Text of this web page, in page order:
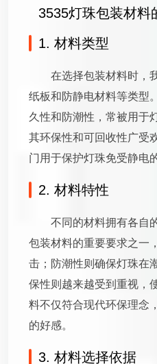
3535灯珠包装材料
1. 材料类型
在选择包装材料时，
纸板和防静电材料等类型
久性和防潮性，常被用于
其环保性和可回收性广受
门用于保护灯珠免受静电
2. 材料特性
不同的材料拥有各自
包装材料的重要要求之一
击；防潮性则确保灯珠在
保性则越来越受到重视，
料不仅符合现代环保理念
的好感。
3. 材料选择依据